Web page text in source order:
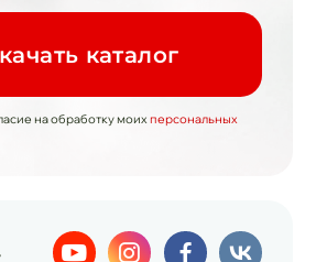
каталог
на обработку моих персональных